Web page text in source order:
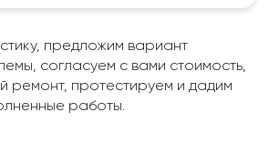
предложим вариант
согласуем с вами стоимость,
ремонт, протестируем и дадим
работы.